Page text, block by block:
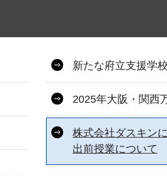
新たな府立支援学
2025年大阪・関西
株式会社ダスキン
出前授業について